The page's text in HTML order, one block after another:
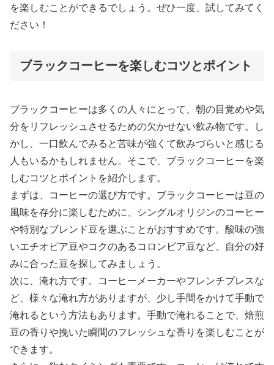
を楽しむことができるでしょう。ぜひ一度、試してみてく
ださい！
ブラックコーヒーを楽しむコツとポイント
ブラックコーヒーは多くの人々にとって、朝の目覚めや気
分をリフレッシュさせるための欠かせない飲み物です。し
かし、一口飲んでみると苦味が強くて飲みづらいと感じる
人もいるかもしれません。そこで、ブラックコーヒーを楽
しむコツとポイントを紹介します。
まずは、コーヒーの選び方です。ブラックコーヒーは豆の
風味を存分に楽しむために、シングルオリジンのコーヒー
や特別なブレンド豆を選ぶことがおすすめです。酸味の強
いエチオピア豆やコクのあるコロンビア豆など、自分の好
みに合った豆を探してみましょう。
次に、淹れ方です。コーヒーメーカーやフレンチプレスな
ど、様々な淹れ方がありますが、少し手間をかけて手動で
淹れるという方法もあります。手動で淹れることで、焙煎
豆の香りや挽いた瞬間のフレッシュな香りを楽しむことが
できます。